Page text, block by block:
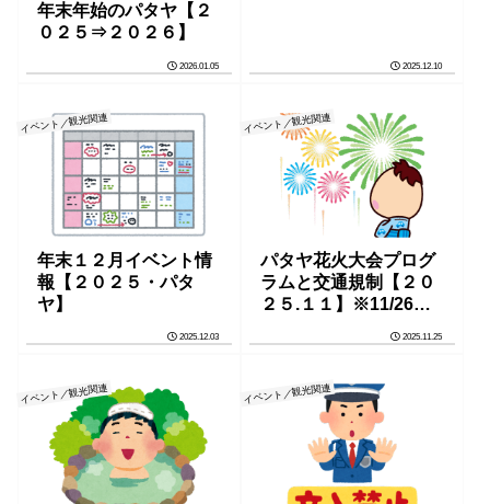
年末年始のパタヤ【２
０２５⇒２０２６】
2026.01.05 2025.12.10
イベント／観光関連
年末１２月イベント情
報【２０２５・パタ
ヤ】
2025.12.03
イベント／観光関連
パタヤ花火大会プログ
ラムと交通規制【２０
２５.１１】※11/26一
2025.11.25
イベント／観光関連 イベント／観光関連